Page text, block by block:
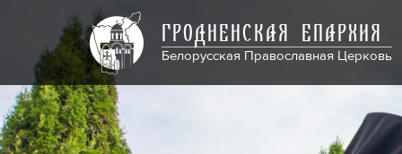
ГРОДНЕНСКАЯ ЕПАРХИЯ
Белорусская Православная Церковь